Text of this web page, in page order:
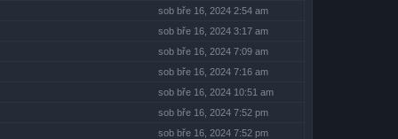
sob bře 16, 2024 2:54 am
sob bře 16, 2024 3:17 am
sob bře 16, 2024 7:09 am
sob bře 16, 2024 7:16 am
sob bře 16, 2024 10:51 am
sob bře 16, 2024 7:52 pm
sob bře 16, 2024 7:52 pm